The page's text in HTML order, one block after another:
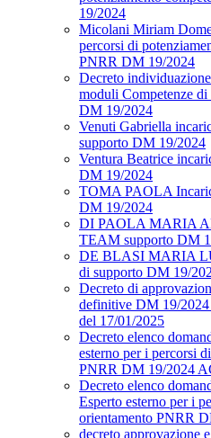
19/2024
Micolani Miriam
percorsi di
PNRR DM 19/2024
Decreto
moduli Competenze
DM 19/2024
Venuti Gabriella
supporto DM 19/2024
Ventura Beatrice
DM 19/2024
TOMA PAOLA
DM 19/2024
DI PAOLA MARIA
TEAM supporto DM
DE BLASI MARIA
di supporto DM 19/
Decreto di
definitive DM 19/
del 17/01/2025
Decreto elenco
esterno per i percorsi
PNRR DM 19/2024
Decreto elenco
Esperto esterno per i
orientamento PNRR
decreto approvazione